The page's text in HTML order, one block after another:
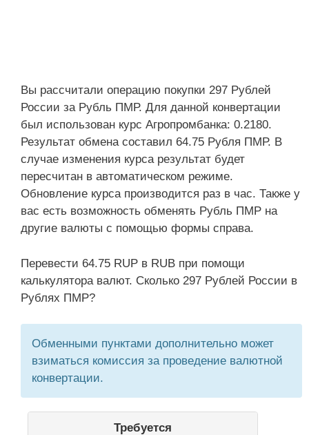
Вы рассчитали операцию покупки 297 Рублей
России за Рубль ПМР. Для данной конвертации
был использован курс Агропромбанка: 0.2180.
Результат обмена составил 64.75 Рубля ПМР. В
случае изменения курса результат будет
пересчитан в автоматическом режиме.
Обновление курса производится раз в час. Также у
вас есть возможность обменять Рубль ПМР на
другие валюты с помощью формы справа.
Перевести 64.75 RUP в RUB при помощи
калькулятора валют. Сколько 297 Рублей России в
Рублях ПМР?
Обменными пунктами дополнительно может
взиматься комиссия за проведение валютной
конвертации.
Требуется